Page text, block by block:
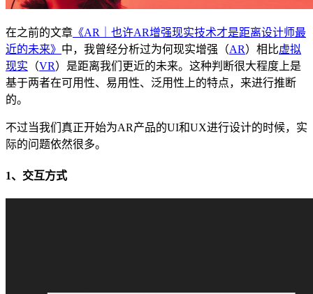
在之前的文章 《AR｜也许AR增强现实技术才是距离设计师最
近的未来》 中，我曾经分析过为何现实增强（AR）相比虚拟
现实 （VR）是距离我们更近的未来。这种判断很大程度上是
基于两者在可用性、易用性、泛用性上的特点，来进行推断
的。
不过当我们真正开始为AR产品的UI和UX进行设计的时候，实
际的问题依然很多。
1、交互方式